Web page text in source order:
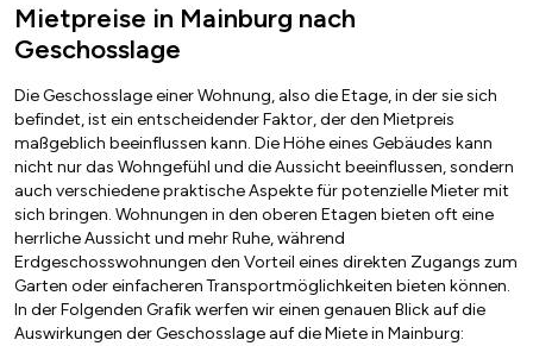
Mietpreise in Mainburg nach
Geschosslage
Die Geschosslage einer Wohnung, also die Etage, in der sie sich
befindet, ist ein entscheidender Faktor, der den Mietpreis
maßgeblich beeinflussen kann. Die Höhe eines Gebäudes kann
nicht nur das Wohngefühl und die Aussicht beeinflussen, sondern
auch verschiedene praktische Aspekte für potenzielle Mieter mit
sich bringen. Wohnungen in den oberen Etagen bieten oft eine
herrliche Aussicht und mehr Ruhe, während
Erdgeschosswohnungen den Vorteil eines direkten Zugangs zum
Garten oder einfacheren Transportmöglichkeiten bieten können.
In der Folgenden Grafik werfen wir einen genauen Blick auf die
Auswirkungen der Geschosslage auf die Miete in Mainburg: